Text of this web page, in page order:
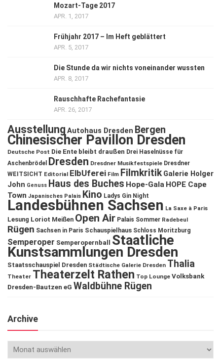
Mozart-Tage 2017
APR. 1, 2017
Frühjahr 2017 – Im Heft geblättert
APR. 5, 2017
Die Stunde da wir nichts voneinander wussten
APR. 8, 2017
Rauschhafte Rachefantasie
APR. 26, 2017
Ausstellung Autohaus Dresden Bergen
Chinesischer Pavillon Dresden
Deutsche Post Die Ente bleibt draußen Drei Haselnüsse für
Aschenbrödel
Dresden Dresdner Musikfestspiele Dresdner
WEITSICHT Editorial ElbUferei Film Filmkritik Galerie Holger
John Genuss Haus des Buches Hope-Gala HOPE Cape
Town Japanisches Palais Kino Ladys Gin Night
Landesbühnen Sachsen La Saxe à Paris
Lesung Loriot Meißen Open Air Palais Sommer Radebeul
Rügen Sachsen in Paris Schauspielhaus Schloss Moritzburg
Semperoper Semperopernball Staatliche
Kunstsammlungen Dresden
Staatsschauspiel Dresden Städtische Galerie Dresden Thalia
Theater Theaterzelt Rathen Top Lounge Volksbank
Dresden-Bautzen eG Waldbühne Rügen
Archive